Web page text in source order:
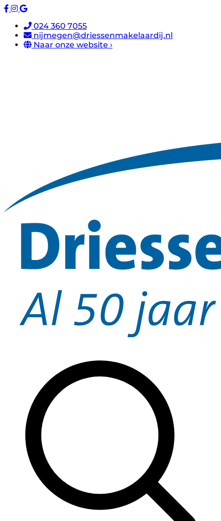
024 360 7055
nijmegen@driessenmakelaardij.nl
Naar onze website ›